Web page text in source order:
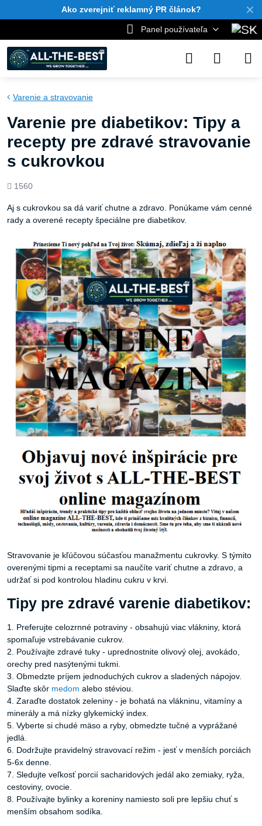
✕
Ako zverejniť reklamný PR článok?
Panel používateľa
Varenie a stravovanie
Varenie pre diabetikov: Tipy a
recepty pre zdravé stravovanie
s cukrovkou
Počet
1560
Aj s cukrovkou sa dá variť chutne a zdravo. Ponúkame vám cenné
rady a overené recepty špeciálne pre diabetikov.
Stravovanie je kľúčovou súčasťou manažmentu cukrovky. S týmito
overenými tipmi a receptami sa naučíte variť chutne a zdravo, a
udržať si pod kontrolou hladinu cukru v krvi.
Tipy pre zdravé varenie diabetikov:
1. Preferujte celozrnné potraviny - obsahujú viac vlákniny, ktorá
spomaľuje vstrebávanie cukrov.
2. Používajte zdravé tuky - uprednostnite olivový olej, avokádo,
orechy pred nasýtenými tukmi.
3. Obmedzte príjem jednoduchých cukrov a sladených nápojov.
Slaďte skôr medom alebo stéviou.
4. Zaraďte dostatok zeleniny - je bohatá na vlákninu, vitamíny a
minerály a má nízky glykemický index.
5. Vyberte si chudé mäso a ryby, obmedzte tučné a vyprážané
jedlá.
6. Dodržujte pravidelný stravovací režim - jesť v menších porciách
5-6x denne.
7. Sledujte veľkosť porcií sacharidových jedál ako zemiaky, ryža,
cestoviny, ovocie.
8. Používajte bylinky a koreniny namiesto soli pre lepšiu chuť s
menším obsahom sodíka.